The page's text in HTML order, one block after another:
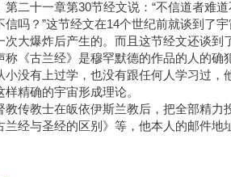
第二十一章第30节经文说：“不信道者难
信吗？”这节经文在14个世纪前就谈到了
次大爆炸后产生的。而且这节经文还谈
称《古兰经》是穆罕默德的作品的人的
小没有上过学，也没有跟任何人学习过
精确的宇宙形成理论。
教传教士在皈依伊斯兰教后，把全部精
兰经与圣经的区别》等，他本人的邮件地